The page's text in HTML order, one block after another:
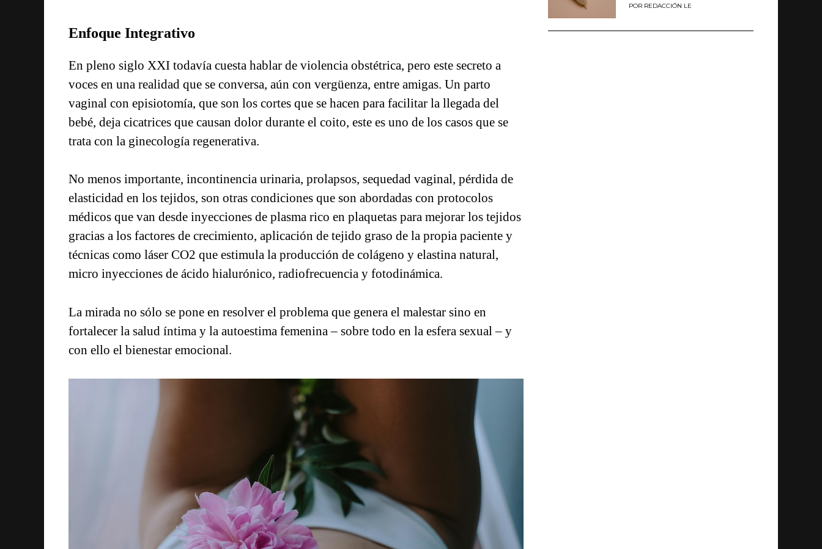
Enfoque Integrativo
En pleno siglo XXI todavía cuesta hablar de violencia obstétrica, pero este secreto a
voces en una realidad que se conversa, aún con vergüenza, entre amigas. Un parto
vaginal con episiotomía, que son los cortes que se hacen para facilitar la llegada del
bebé, deja cicatrices que causan dolor durante el coito, este es uno de los casos que se
trata con la ginecología regenerativa.
No menos importante, incontinencia urinaria, prolapsos, sequedad vaginal, pérdida de
elasticidad en los tejidos, son otras condiciones que son abordadas con protocolos
médicos que van desde inyecciones de plasma rico en plaquetas para mejorar los tejidos
gracias a los factores de crecimiento, aplicación de tejido graso de la propia paciente y
técnicas como láser CO2 que estimula la producción de colágeno y elastina natural,
micro inyecciones de ácido hialurónico, radiofrecuencia y fotodinámica.
La mirada no sólo se pone en resolver el problema que genera el malestar sino en
fortalecer la salud íntima y la autoestima femenina – sobre todo en la esfera sexual – y
con ello el bienestar emocional.
REDACCIÓN LE